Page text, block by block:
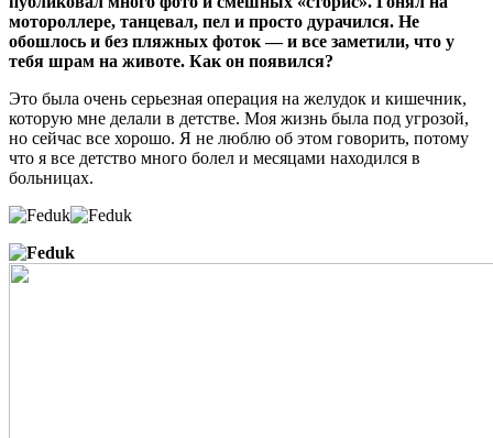
мотороллере, танцевал, пел и просто дурачился. Не
обошлось и без пляжных фоток — и все заметили, что у
тебя шрам на животе. Как он появился?
Это была очень серьезная операция на желудок и кишечник,
которую мне делали в детстве. Моя жизнь была под угрозой,
но сейчас все хорошо. Я не люблю об этом говорить, потому
что я все детство много болел и месяцами находился в
больницах.